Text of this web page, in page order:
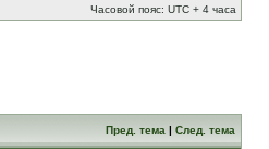
Часовой пояс: UTC + 4 часа
Пред. тема | След. тема